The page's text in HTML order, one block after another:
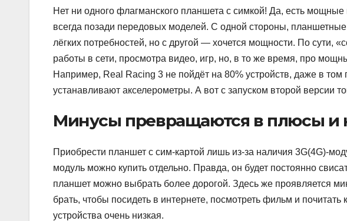
Нет ни одного флагманского планшета с симкой! Да, есть мощные
всегда позади передовых моделей. С одной стороны,
лёгких потребностей, но с другой — хочется мощности. По сути,
работы в сети, просмотра видео, игр, но, в то же время, про
Например, Real Racing 3 не пойдёт на 80% устройств, даже в том
устанавливают акселерометры. А вот с запуском второй версии
Минусы превращаются в плюсы и
Приобрести планшет с сим-картой лишь из-за наличия 3G(4G)-
модуль можно купить отдельно. Правда, он будет постоянно
планшет можно выбрать более дорогой. Здесь же проявляется
брать, чтобы посидеть в интернете, посмотреть фильм и
устройства очень низкая.